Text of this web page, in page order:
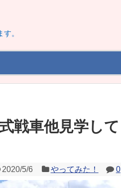
。
戦車他見学して
2020/5/6 やってみた！ 0